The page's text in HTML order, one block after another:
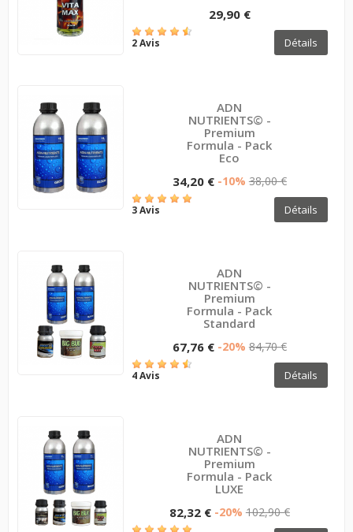
29,90 €
2 Avis Détails
ADN
NUTRIENTS© -
Premium
Formula - Pack
Eco
34,20 € -10% 38,00 €
3 Avis Détails
ADN
NUTRIENTS© -
Premium
Formula - Pack
Standard
67,76 € -20% 84,70 €
4 Avis Détails
ADN
NUTRIENTS© -
Premium
Formula - Pack
LUXE
82,32 € -20% 102,90 €